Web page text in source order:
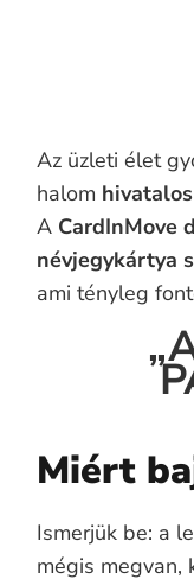
Az üzleti élet
halom
A CardInMove
névjegykártya
ami tényleg
Miért
Ismerjük be: a
mégis megvan,